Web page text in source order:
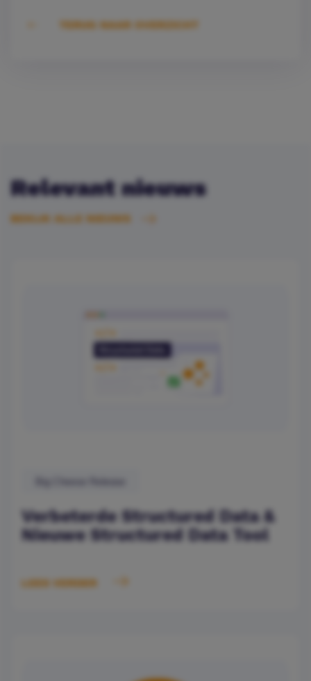
TERUG NAAR OVERZICHT
Relevant nieuws
BEKIJK ALLE NIEUWS
Verbeterde Structured Data &
Nieuwe Structured Data Tool
LEES VERDER
uw voorkeuren opnieuw aanpassen door onderaan